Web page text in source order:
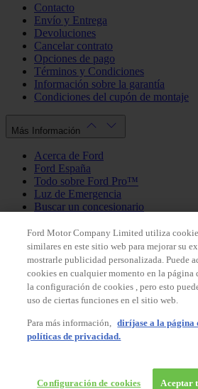
Contacto
Envío y Entrega
Devoluciones
Cancelar contrato
Opciones de pago
Términos y Condiciones
Información sobre la garantía
Condiciones del cupón de montaje
Más Información
Acerca de Ford
Ford España
Todo sobre Ford Pro™
Luz de Emergencia
Buscar un concesionario
Política de privacidad
Mi Cuenta
Iniciar sesión / Registrarse
Mis pedidos
País
Ford Motor Company Limited utiliza
similares en este sitio web para mejorar su
mostrarle publicidad personalizada. Puede
cookies en cualquier momento en la página
la configuración de cookies , pero esto
uso de ciertas funciones en el sitio web.
Para más información, diríjase a la página
políticas de privacidad.
Configuración de cookies Aceptar